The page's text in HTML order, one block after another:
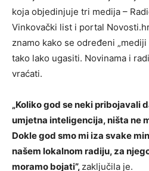
koja objedinjuje tri medija –
Vinkovački list i portal
znamo kako se određeni
tako lako ugasiti. Novinama i
vraćati.
„Koliko god se neki pribojavali
umjetna inteligencija, ništa ne
Dokle god smo mi iza svake
našem lokalnom radiju, za
moramo bojati”, zaključila je.